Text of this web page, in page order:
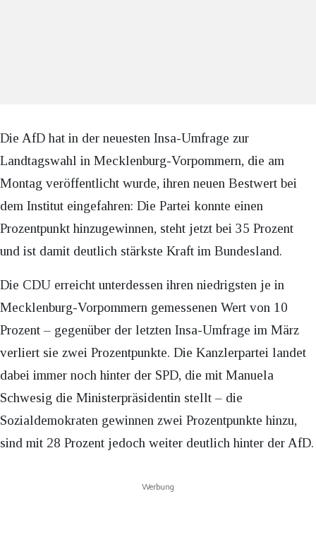
Die AfD hat in der neuesten Insa-Umfrage zur
Landtagswahl in Mecklenburg-Vorpommern, die am
Montag veröffentlicht wurde, ihren neuen Bestwert bei
dem Institut eingefahren: Die Partei konnte einen
Prozentpunkt hinzugewinnen, steht jetzt bei 35 Prozent
und ist damit deutlich stärkste Kraft im Bundesland.
Die CDU erreicht unterdessen ihren niedrigsten je in
Mecklenburg-Vorpommern gemessenen Wert von 10
Prozent – gegenüber der letzten Insa-Umfrage im März
verliert sie zwei Prozentpunkte. Die Kanzlerpartei landet
dabei immer noch hinter der SPD, die mit Manuela
Schwesig die Ministerpräsidentin stellt – die
Sozialdemokraten gewinnen zwei Prozentpunkte hinzu,
sind mit 28 Prozent jedoch weiter deutlich hinter der AfD.
Werbung